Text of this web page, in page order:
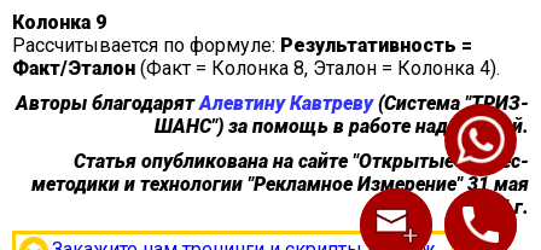
Колонка 9
Рассчитывается по формуле: Результативность =
Факт/Эталон (Факт = Колонка 8, Эталон = Колонка 4).
Авторы благодарятАлевтину Кавтреву(Система "ТРИЗ-
ШАНС") за помощь в работе над статьей.
Статья опубликована на сайте "Открытые бизнес-
методики и технологии "Рекламное Измерение" 31 мая
2004 г.